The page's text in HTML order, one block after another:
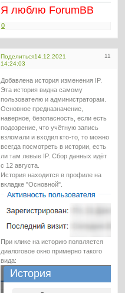
Я люблю ForumBB
0
Поделиться 11
14.12.2021
14:24:03
Добавлена история изменения IP.
Эта история видна самому
пользователю и администраторам.
Основное предназначение,
наверное, безопасность, если есть
подозрение, что учётную запись
взломали и входил кто-то, то можно
всегда посмотреть в истории, есть
ли там левые IP. Сбор данных идёт
с 12 августа.
История находится в профиле на
вкладке "Основной".
При клике на историю появляется
диалоговое окно примерно такого
вида: